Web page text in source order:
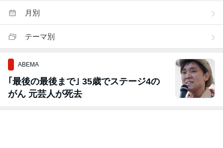
月別
テーマ別
ABEMA
｢最後の最後まで｣ 35歳でステージ4の
がん 元芸人が死去